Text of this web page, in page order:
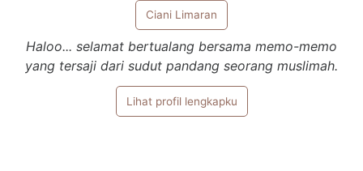
Ciani Limaran
Haloo... selamat bertualang bersama memo-memo
yang tersaji dari sudut pandang seorang muslimah.
Lihat profil lengkapku